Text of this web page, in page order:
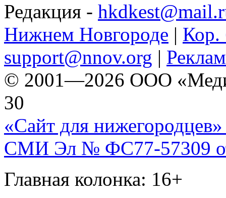
Редакция -
Нижнем Новгороде | Кор.
support@nnov.org |
© 2001—2026 ООО
30
«Сайт для нижегородцев»
СМИ Эл № ФС77-57309
Главная колонка: 16+